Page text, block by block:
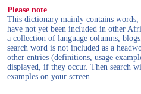
Please note
This dictionary mainly contains words,
have not yet been included in other
a collection of language columns,
search word is not included as a
other entries (definitions, usage
displayed, if they occur. Then search
examples on your screen.